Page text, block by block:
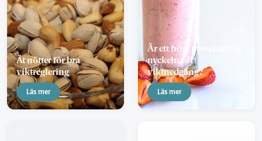
Ät nötter för bra
viktreglering
Läs mer
Är ett högt proteinintag
nyckeln till
viktnedgång?
Läs mer